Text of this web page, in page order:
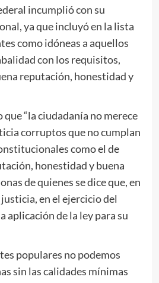
incumplió con su
ya que incluyó en la lista
como idóneas a aquellos
con los requisitos,
reputación, honestidad y
“la ciudadanía no merece
corruptos que no cumplan
como el de
honestidad y buena
de quienes se dice que, en
en el ejercicio del
aplicación de la ley para su
populares no podemos
sin las calidades mínimas